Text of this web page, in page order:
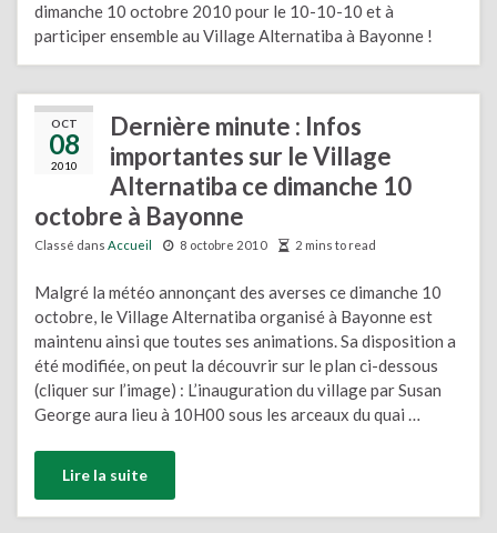
dimanche 10 octobre 2010 pour le 10-10-10 et à
participer ensemble au Village Alternatiba à Bayonne !
OCT
08
2010
Dernière minute : Infos
importantes sur le Village
Alternatiba ce dimanche 10
octobre à Bayonne
Classé dans Accueil 8 octobre 2010 2 mins to read
Malgré la météo annonçant des averses ce dimanche 10
octobre, le Village Alternatiba organisé à Bayonne est
maintenu ainsi que toutes ses animations. Sa disposition a
été modifiée, on peut la découvrir sur le plan ci-dessous
(cliquer sur l’image) : L’inauguration du village par Susan
George aura lieu à 10H00 sous les arceaux du quai …
Lire la suite